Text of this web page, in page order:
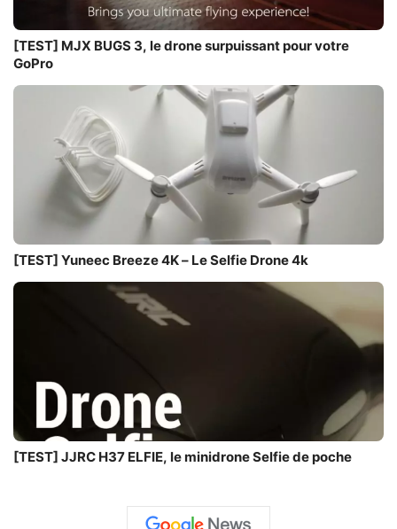
[TEST] MJX BUGS 3, le drone surpuissant pour votre
GoPro
[TEST] Yuneec Breeze 4K – Le Selfie Drone 4k
[TEST] JJRC H37 ELFIE, le minidrone Selfie de poche